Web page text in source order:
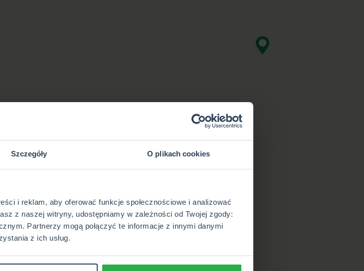
Szczegóły O plikach cookies
i reklam, aby oferować funkcje społecznościowe i analizować
z naszej witryny, udostępniamy w zależności od Twojej zgody:
Partnerzy mogą połączyć te informacje z innymi danymi
z ich usług.